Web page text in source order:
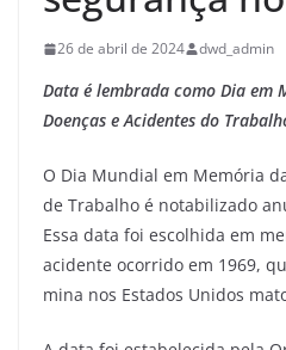
26 de abril de 2024 dwd_admin
Data é lembrada como Dia em
Doenças e Acidentes do
O Dia Mundial em Memória
de Trabalho é notabilizado
Essa data foi escolhida em
acidente ocorrido em 1969,
mina nos Estados Unidos